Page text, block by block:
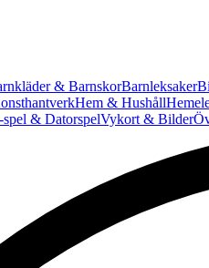
& BarnskorBarnleksaker
Hem & Hushåll
& DatorspelVykort & Bilder